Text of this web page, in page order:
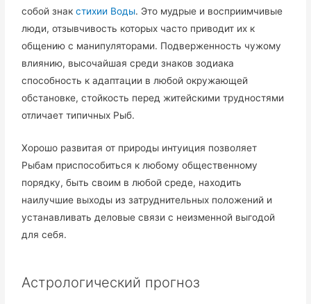
собой знакстихии Воды. Это мудрые и восприимчивые
люди, отзывчивость которых часто приводит их к
общению с манипуляторами. Подверженность чужому
влиянию, высочайшая среди знаков зодиака
способность к адаптации в любой окружающей
обстановке, стойкость перед житейскими трудностями
отличает типичных Рыб.
Хорошо развитая от природы интуиция позволяет
Рыбам приспособиться к любому общественному
порядку, быть своим в любой среде, находить
наилучшие выходы из затруднительных положений и
устанавливать деловые связи с неизменной выгодой
для себя.
Астрологический прогноз